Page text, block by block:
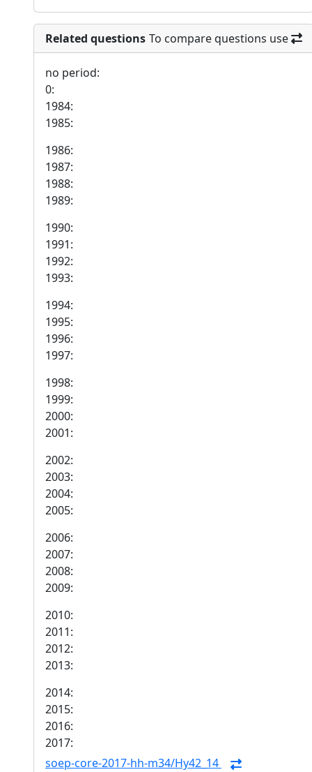
Related questions To compare questions use
no period:
0:
1984:
1985:
1986:
1987:
1988:
1989:
1990:
1991:
1992:
1993:
1994:
1995:
1996:
1997:
1998:
1999:
2000:
2001:
2002:
2003:
2004:
2005:
2006:
2007:
2008:
2009:
2010:
2011:
2012:
2013:
2014:
2015:
2016:
2017:
soep-core-2017-hh-m34/Hy42_14